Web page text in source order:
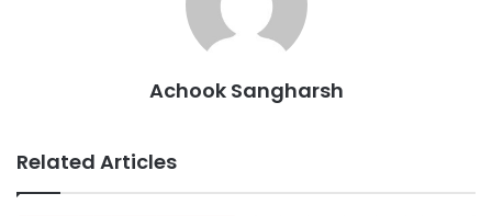
Achook Sangharsh
Related Articles